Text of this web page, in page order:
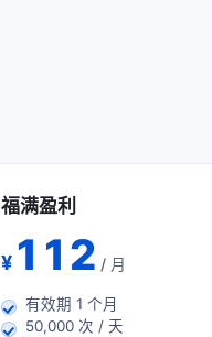
福满盈利
¥112 / 月
有效期 1 个月
50,000 次 / 天